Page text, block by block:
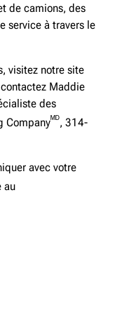
de camions, des
service à travers le
visitez notre site
contactez Maddie
des
Companyᴹᴰ, 314-
avec votre
au